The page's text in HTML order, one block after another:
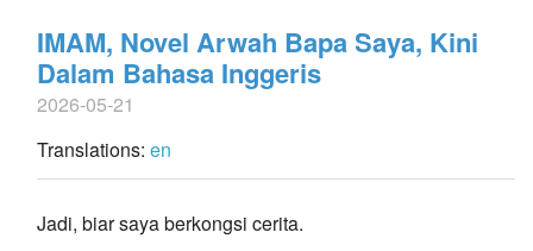
IMAM, Novel Arwah Bapa Saya, Kini
Dalam Bahasa Inggeris
2026-05-21
Translations: en
Jadi, biar saya berkongsi cerita.